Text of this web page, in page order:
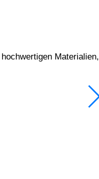
Materialien,